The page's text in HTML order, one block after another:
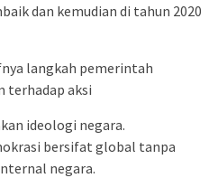
dan kemudian di tahun 2020
langkah pemerintah
terhadap aksi
ideologi negara.
bersifat global tanpa
negara.